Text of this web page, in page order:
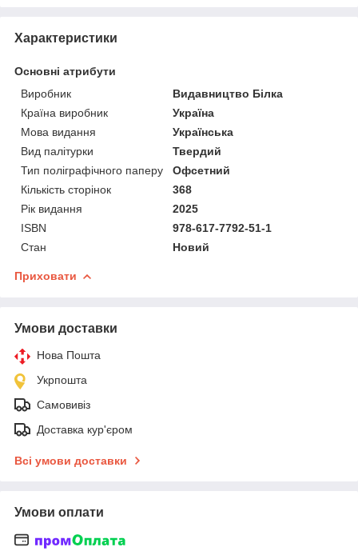
Характеристики
Основні атрибути
Виробник
Видавництво Білка
Країна виробник
Україна
Мова видання
Українська
Вид палітурки
Твердий
Тип поліграфічного паперу
Офсетний
Кількість сторінок
368
Рік видання
2025
ISBN
978-617-7792-51-1
Стан
Новий
Приховати
Умови доставки
Нова Пошта
Укрпошта
Самовивіз
Доставка кур'єром
Всі умови доставки
Умови оплати